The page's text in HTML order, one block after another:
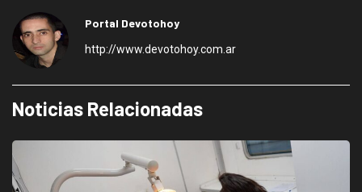
Portal Devotohoy
http://www.devotohoy.com.ar
Noticias Relacionadas